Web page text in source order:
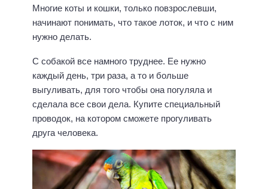
Многие коты и кошки, только повзрослевши,
начинают понимать, что такое лоток, и что с ним
нужно делать.
С собакой все намного труднее. Ее нужно
каждый день, три раза, а то и больше
выгуливать, для того чтобы она погуляла и
сделала все свои дела. Купите специальный
проводок, на котором сможете прогуливать
друга человека.